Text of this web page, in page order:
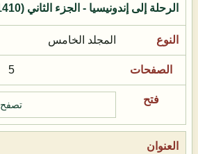
الرحلة إلى إندونيسيا - الجزء الثاني (1410هـ - 1990م)
المجلد الخامس
5
تصفح